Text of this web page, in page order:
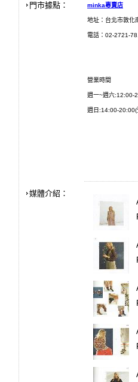
門市據點： minka專賣店
地址：台北市敦化
電話：02-2721-
營業時間
週一~週六:12:00-
週日:14:00-20:00(
媒體介紹：